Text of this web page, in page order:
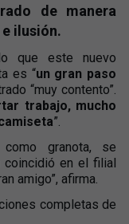
de manera
ilusión.
que este nuevo
es “un gran paso
“muy contento”.
trabajo, mucho
”.
granota, se
coincidió en el filial
amigo”, afirma.
completas de